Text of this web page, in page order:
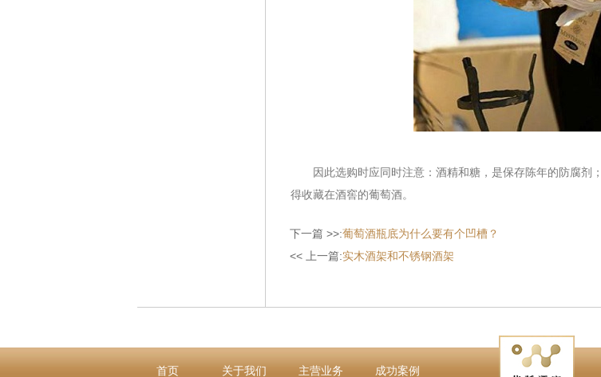
因此选购时应同时注意：酒精和糖，是保存陈年的防腐剂
得收藏在酒窖的葡萄酒。
下一篇 >>:葡萄酒瓶底为什么要有个凹槽？
<< 上一篇:实木酒架和不锈钢酒架
首页 关于我们 主营业务 成功案例